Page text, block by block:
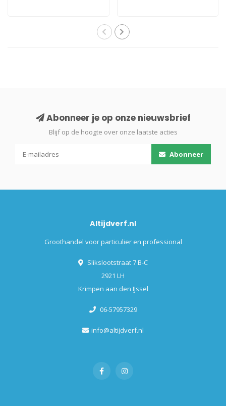
Abonneer je op onze nieuwsbrief
Blijf op de hoogte over onze laatste acties
Abonneer
Altijdverf.nl
Groothandel voor particulier en professional
Slikslootstraat 7 B-C
2921 LH
Krimpen aan den IJssel
06-57957329
info@altijdverf.nl